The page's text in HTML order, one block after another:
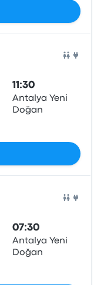
11:30
Antalya Yeni
Doğan
07:30
Antalya Yeni
Doğan